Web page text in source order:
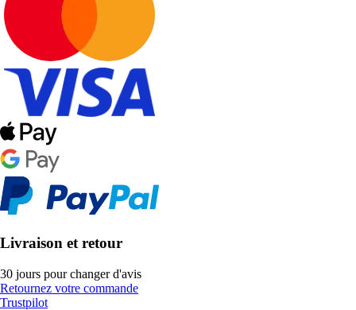
Livraison et retour
30 jours pour changer d'avis
Retournez votre commande
Trustpilot